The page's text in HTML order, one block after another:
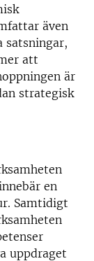
även
satsningar,
att
är
strategisk
en
Samtidigt
uppdraget